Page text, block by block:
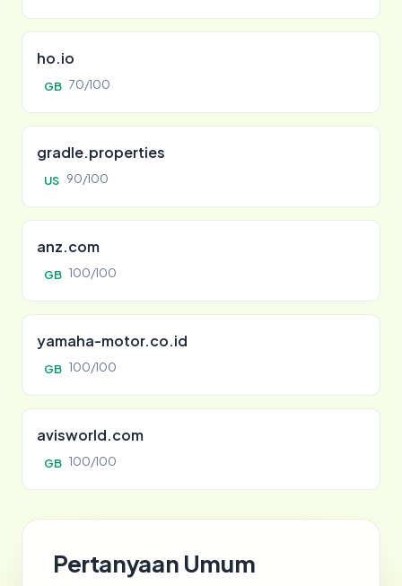
ho.io
GB 70/100
gradle.properties
US 90/100
anz.com
GB 100/100
yamaha-motor.co.id
GB 100/100
avisworld.com
GB 100/100
Pertanyaan Umum